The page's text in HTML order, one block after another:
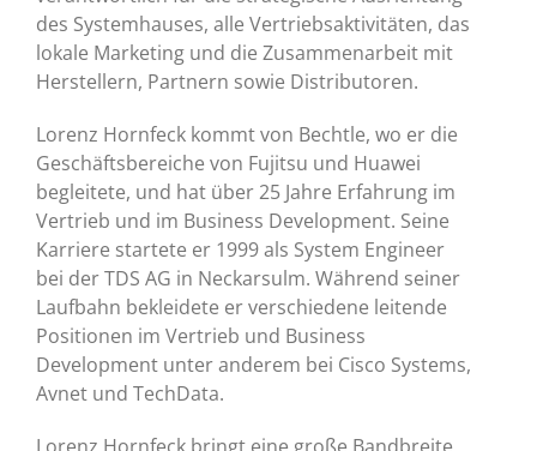
des Systemhauses, alle Vertriebsaktivitäten, das
lokale Marketing und die Zusammenarbeit mit
Herstellern, Partnern sowie Distributoren.
Lorenz Hornfeck kommt von Bechtle, wo er die
Geschäftsbereiche von Fujitsu und Huawei
begleitete, und hat über 25 Jahre Erfahrung im
Vertrieb und im Business Development. Seine
Karriere startete er 1999 als System Engineer
bei der TDS AG in Neckarsulm. Während seiner
Laufbahn bekleidete er verschiedene leitende
Positionen im Vertrieb und Business
Development unter anderem bei Cisco Systems,
Avnet und TechData.
Lorenz Hornfeck bringt eine große Bandbreite